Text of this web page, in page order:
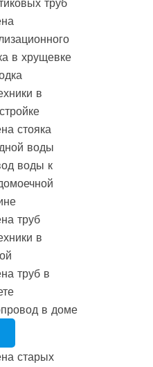
труб
в хрущевке
в
стояка
воды
воды к
труб
в
труб в
в доме
старых